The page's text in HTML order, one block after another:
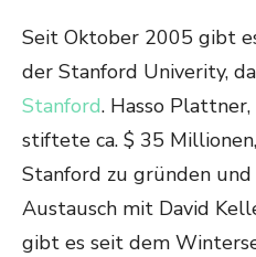
Seit Oktober 2005 gibt
der Stanford Univerity,
Stanford. Hasso
stiftete ca. $ 35
Stanford zu gründen
Austausch mit David
gibt es seit dem